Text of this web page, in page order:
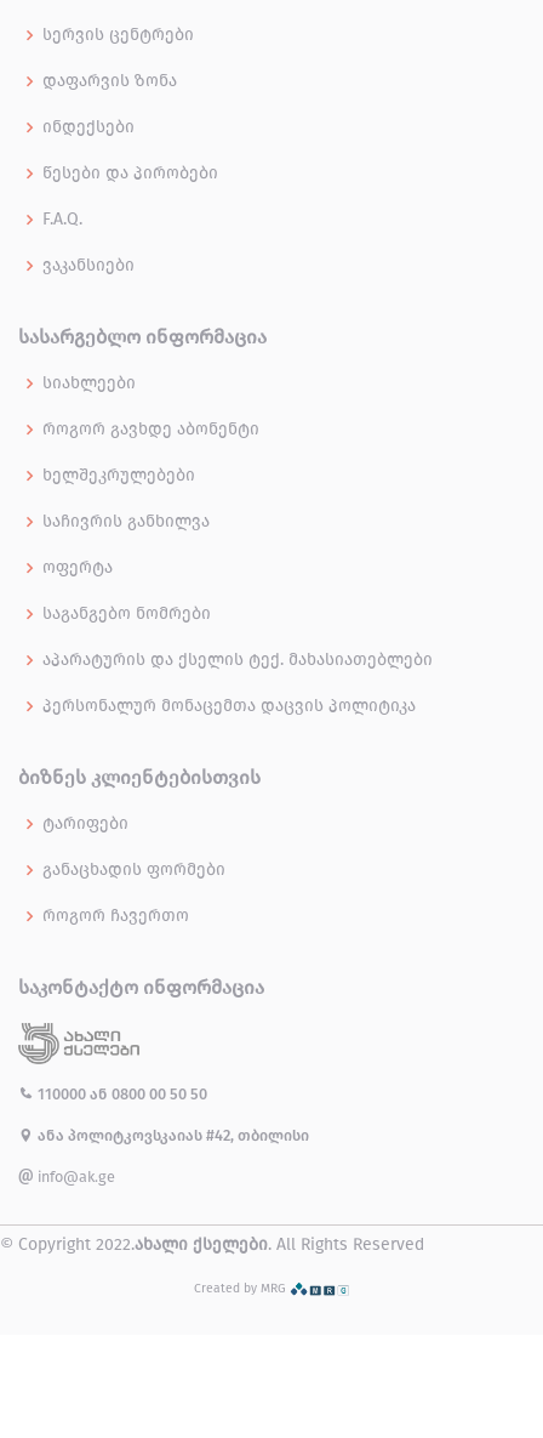
სერვის ცენტრები
დაფარვის ზონა
ინდექსები
წესები და პირობები
F.A.Q.
ვაკანსიები
ᲡᲐᲡᲐᲠᲒᲔᲑᲚᲝ ᲘᲜᲤᲝᲠᲛᲐᲪᲘᲐ
სიახლეები
როგორ გავხდე აბონენტი
ხელშეკრულებები
საჩივრის განხილვა
ოფერტა
საგანგებო ნომრები
აპარატურის და ქსელის ტექ. მახასიათებლები
პერსონალურ მონაცემთა დაცვის პოლიტიკა
ᲑᲘᲖᲜᲔᲡ ᲙᲚᲘᲔᲜᲢᲔᲑᲘᲡᲗᲕᲘᲡ
ტარიფები
განაცხადის ფორმები
როგორ ჩავერთო
ᲡᲐᲙᲝᲜᲢᲐᲥᲢᲝ ᲘᲜᲤᲝᲠᲛᲐᲪᲘᲐ
110000 ან 0800 00 50 50
ანა პოლიტკოვსკაიას #42, თბილისი
info@ak.ge
© Copyright 2022.ახალი ქსელები. All Rights Reserved
Created by MRG